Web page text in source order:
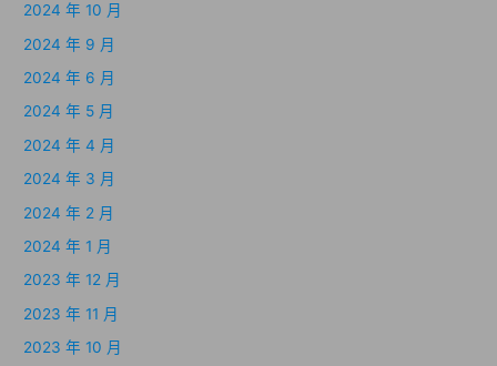
2024 年 10 月
2024 年 9 月
2024 年 6 月
2024 年 5 月
2024 年 4 月
2024 年 3 月
2024 年 2 月
2024 年 1 月
2023 年 12 月
2023 年 11 月
2023 年 10 月